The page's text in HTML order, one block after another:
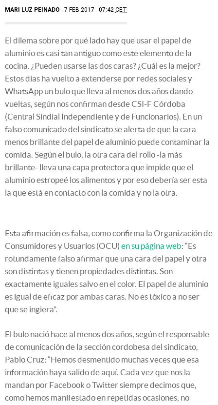
MARI LUZ PEINADO 7 FEB 2017 - 07:42 CET
El dilema sobre por qué lado hay que usar el papel de
aluminio es casi tan antiguo como este elemento de la
cocina. ¿Pueden usarse las dos caras? ¿Cuál es la mejor?
Estos días ha vuelto a extenderse por redes sociales y
WhatsApp un bulo que lleva al menos dos años dando
vueltas, según nos confirman desde CSI-F Córdoba
(Central Sindial Independiente y de Funcionarios). En un
falso comunicado del sindicato se alerta de que la cara
menos brillante del papel de aluminio puede contaminar la
comida. Según el bulo, la otra cara del rollo -la más
brillante- lleva una capa protectora que impide que el
aluminio estropeé los alimentos y por eso debería ser esta
la que está en contacto con la comida y no la otra.
Esta afirmación es falsa, como confirma la Organización de
Consumidores y Usuarios (OCU) en su página web: “Es
rotundamente falso afirmar que una cara del papel y otra
son distintas y tienen propiedades distintas. Son
exactamente iguales salvo en el color. El papel de aluminio
es igual de eficaz por ambas caras. No es tóxico a no ser
que se ingiera”.
El bulo nació hace al menos dos años, según el responsable
de comunicación de la sección cordobesa del sindicato,
Pablo Cruz: “Hemos desmentido muchas veces que esa
información haya salido de aquí. Cada vez que nos la
mandan por Facebook o Twitter siempre decimos que,
como hemos manifestado en repetidas ocasiones, no